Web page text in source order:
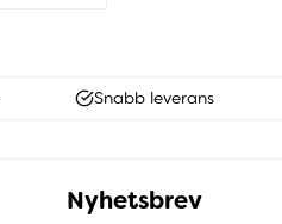
Snabb leverans
Nyhetsbrev